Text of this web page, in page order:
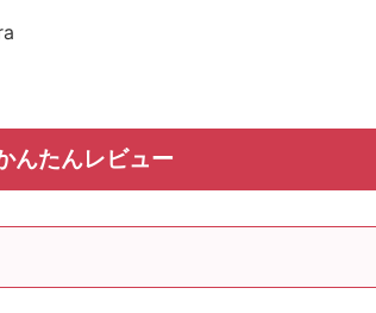
んたんレビュー